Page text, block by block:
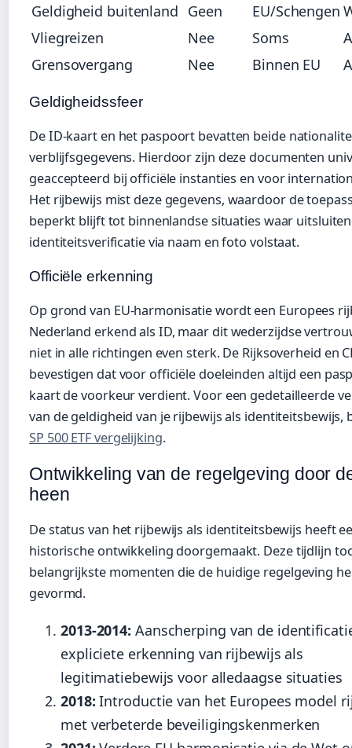
Geldigheid buitenland Geen EU/Schengen
Vliegreizen
Nee Soms
Grensovergang
Nee Binnen EU
Geldigheidssfeer
De ID-kaart en het paspoort bevatten beide
verblijfsgegevens. Hierdoor zijn deze documenten
geaccepteerd bij officiële instanties en voor
Het rijbewijs mist deze gegevens, waardoor de
beperkt blijft tot binnenlandse situaties waar
identiteitsverificatie via naam en foto volstaat.
Officiële erkenning
Op grond van EU-harmonisatie wordt een Europees
Nederland erkend als ID, maar dit wederzijdse
niet in alle richtingen even sterk. De Rijksoverheid en
bevestigen dat voor officiële doeleinden altijd een
kaart de voorkeur verdient. Voor een gedetailleerde
van de geldigheid van je rijbewijs als identiteitsbewijs,
SP 500 ETF vergelijking.
Ontwikkeling van de regelgeving door
heen
De status van het rijbewijs als identiteitsbewijs heeft
historische ontwikkeling doorgemaakt. Deze tijdlijn
belangrijkste momenten die de huidige regelgeving
gevormd.
2013-2014: Aanscherping van de
expliciete erkenning van rijbewijs als
legitimatiebewijs voor alledaagse situaties
2018: Introductie van het Europees model
met verbeterde beveiligingskenmerken